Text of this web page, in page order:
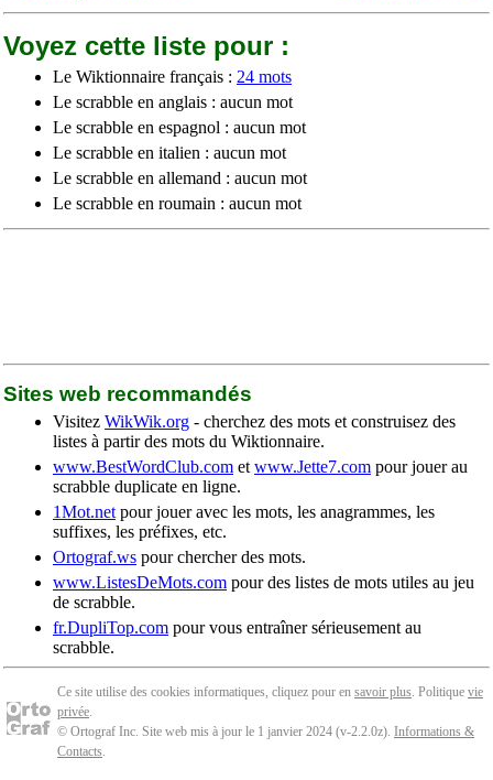
Voyez cette liste pour :
Le Wiktionnaire français : 24 mots
Le scrabble en anglais : aucun mot
Le scrabble en espagnol : aucun mot
Le scrabble en italien : aucun mot
Le scrabble en allemand : aucun mot
Le scrabble en roumain : aucun mot
Sites web recommandés
Visitez WikWik.org - cherchez des mots et construisez des
listes à partir des mots du Wiktionnaire.
www.BestWordClub.com et www.Jette7.com pour jouer au
scrabble duplicate en ligne.
1Mot.net pour jouer avec les mots, les anagrammes, les
suffixes, les préfixes, etc.
Ortograf.ws pour chercher des mots.
www.ListesDeMots.com pour des listes de mots utiles au jeu
de scrabble.
fr.DupliTop.com pour vous entraîner sérieusement au
scrabble.
Ce site utilise des cookies informatiques, cliquez pour en savoir plus. Politique vie
privée.
© Ortograf Inc. Site web mis à jour le 1 janvier 2024 (v-2.2.0z). Informations &
Contacts.